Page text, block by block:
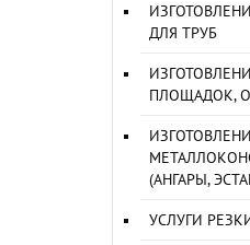
ДЛЯ ТРУБ
ПЛОЩАДОК,
(АНГАРЫ,
УСЛУГИ